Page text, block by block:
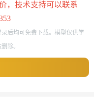
，技术支持可以联系
后均可免费下载。模型仅供学
除。